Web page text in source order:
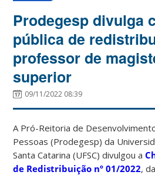
Prodegesp divulga
pública de
professor de
superior
09/11/2022 08:39
A Pró-Reitoria de
Pessoas (Prodegesp) da
Santa Catarina (UFSC) divulgou a
de Redistribuição nº 01/2022,